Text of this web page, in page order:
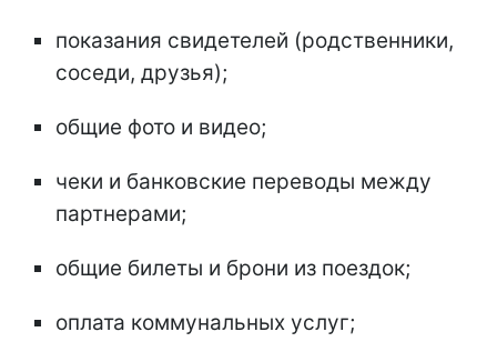
показания свидетелей (родственники,
соседи, друзья);
общие фото и видео;
чеки и банковские переводы между
партнерами;
общие билеты и брони из поездок;
оплата коммунальных услуг;